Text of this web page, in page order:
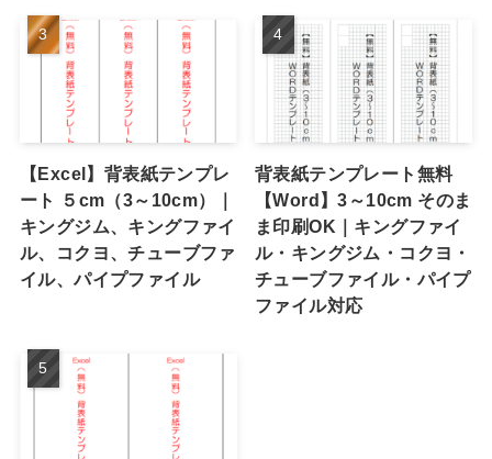
【Excel】背表紙テンプレ
ート ５cm（3～10cm）｜
キングジム、キングファイ
ル、コクヨ、チューブファ
イル、パイプファイル
背表紙テンプレート無料
【Word】3～10cm そのま
ま印刷OK｜キングファイ
ル・キングジム・コクヨ・
チューブファイル・パイプ
ファイル対応